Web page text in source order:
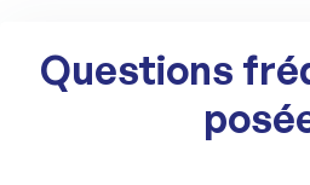
Questions